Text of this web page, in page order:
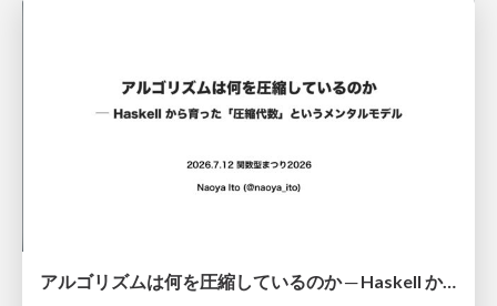
アルゴリズムは何を圧縮しているのか ─ Haskell から育った「圧縮代数」というメンタルモデル